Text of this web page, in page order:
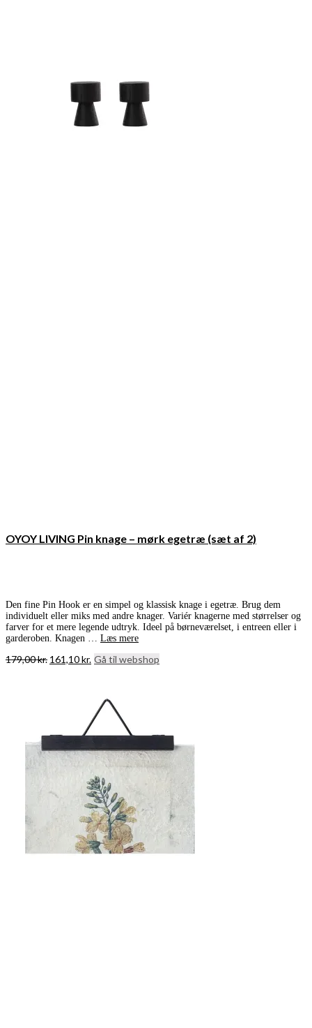
OYOY LIVING Pin knage – mørk egetræ (sæt af 2)
Den fine Pin Hook er en simpel og klassisk knage i egetræ. Brug dem
individuelt eller miks med andre knager. Variér knagerne med størrelser og
farver for et mere legende udtryk. Ideel på børneværelset, i entreen eller i
garderoben. Knagen … Læs mere
179,00kr. Den
161,10kr. Den
161,10 kr..
Gå til webshop